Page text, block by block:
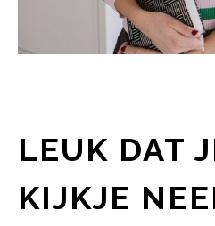
LEUK DAT
KIJKJE